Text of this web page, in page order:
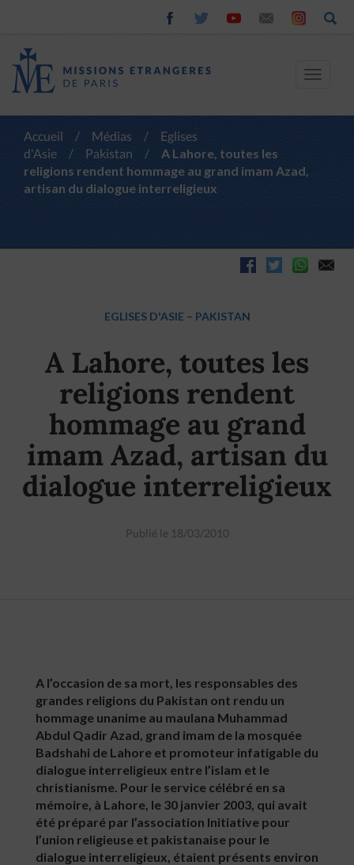
Toggle
Accueil / Médias /
Eglises
d'Asie
/ Pakistan /
A Lahore, toutes les
religions rendent hommage au grand imam Azad,
artisan du dialogue interreligieux
EGLISES D'ASIE – PAKISTAN
A Lahore, toutes les
religions rendent
hommage au grand
imam Azad, artisan du
dialogue interreligieux
Publié le 18/03/2010
A l’occasion de sa mort, les responsables des
grandes religions du Pakistan ont rendu un
hommage unanime au maulana Muhammad
Abdul Qadir Azad, grand imam de la mosquée
Badshahi de Lahore et promoteur infatigable du
dialogue interreligieux entre l’islam et le
christianisme. Pour le service célébré en sa
mémoire, à Lahore, le 30 janvier 2003, qui avait
été préparé par l’association Initiative pour
l’union religieuse et pakistanaise pour le
dialogue interreligieux, étaient présents environ